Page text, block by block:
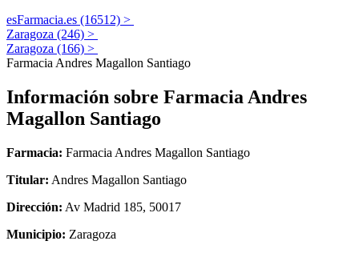
esFarmacia.es (16512) >
Zaragoza (246) >
Zaragoza (166) >
Farmacia Andres Magallon Santiago
Información sobre Farmacia Andres
Magallon Santiago
Farmacia: Farmacia Andres Magallon Santiago
Titular: Andres Magallon Santiago
Dirección: Av Madrid 185, 50017
Municipio: Zaragoza